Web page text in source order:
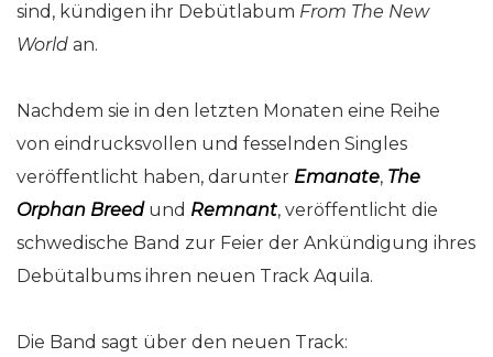
sind, kündigen ihr Debütlabum From The New
World an.
Nachdem sie in den letzten Monaten eine Reihe
von eindrucksvollen und fesselnden Singles
veröffentlicht haben, darunter Emanate, The
Orphan Breed und Remnant, veröffentlicht die
schwedische Band zur Feier der Ankündigung ihres
Debütalbums ihren neuen Track Aquila.
Die Band sagt über den neuen Track: